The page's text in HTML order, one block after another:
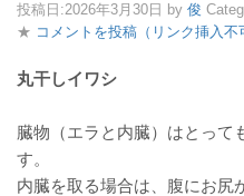
投稿日:2026年3月30日 by 俊
★ コメントを投稿（リンク挿入不
丸干しイワシ
臓物（エラと内臓）はとって
す。
内臓を取る場合は、腹にお尻